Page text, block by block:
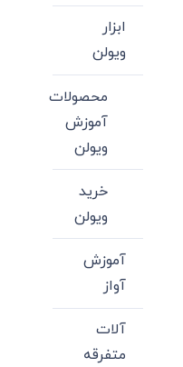
ابزار
ویولن
محصولات
آموزش
ویولن
خرید
ویولن
آموزش
آواز
آلات
متفرقه